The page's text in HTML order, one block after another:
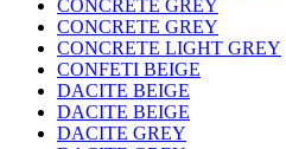
CONCRETE GREY
CONCRETE GREY
CONCRETE LIGHT GREY
CONFETI BEIGE
DACITE BEIGE
DACITE BEIGE
DACITE GREY